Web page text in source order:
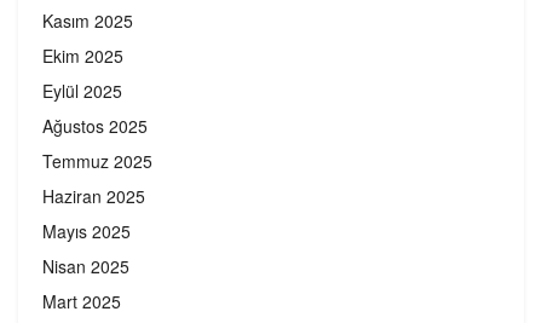
Kasım 2025
Ekim 2025
Eylül 2025
Ağustos 2025
Temmuz 2025
Haziran 2025
Mayıs 2025
Nisan 2025
Mart 2025